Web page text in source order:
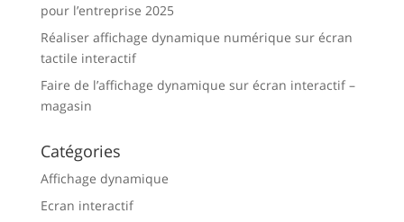
pour l’entreprise 2025
Réaliser affichage dynamique numérique sur écran
tactile interactif
Faire de l’affichage dynamique sur écran interactif –
magasin
Catégories
Affichage dynamique
Ecran interactif